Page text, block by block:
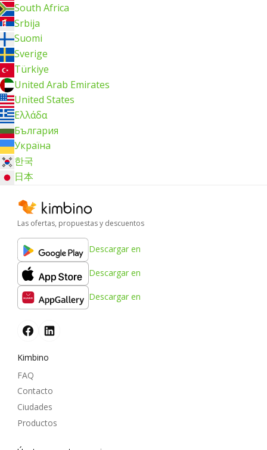
South Africa
Srbija
Suomi
Sverige
Türkiye
United Arab Emirates
United States
Ελλάδα
България
Україна
한국
日本
Las ofertas, propuestas y descuentos
Descargar en
Descargar en
Descargar en
Kimbino
FAQ
Contacto
Ciudades
Productos